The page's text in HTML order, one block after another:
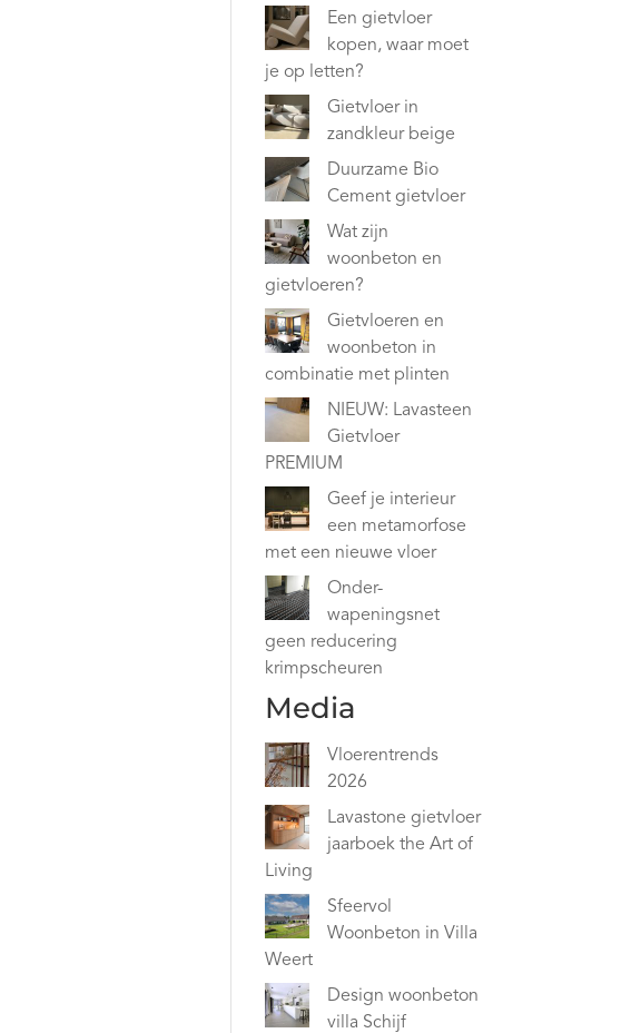
Een gietvloer
kopen, waar moet
je op letten?
Gietvloer in
zandkleur beige
Duurzame Bio
Cement gietvloer
Wat zijn
woonbeton en
gietvloeren?
Gietvloeren en
woonbeton in
combinatie met plinten
NIEUW: Lavasteen
Gietvloer
PREMIUM
Geef je interieur
een metamorfose
met een nieuwe vloer
Onder-
wapeningsnet
geen reducering
krimpscheuren
Media
Vloerentrends
2026
Lavastone gietvloer
jaarboek the Art of
Living
Sfeervol
Woonbeton in Villa
Weert
Design woonbeton
villa Schijf